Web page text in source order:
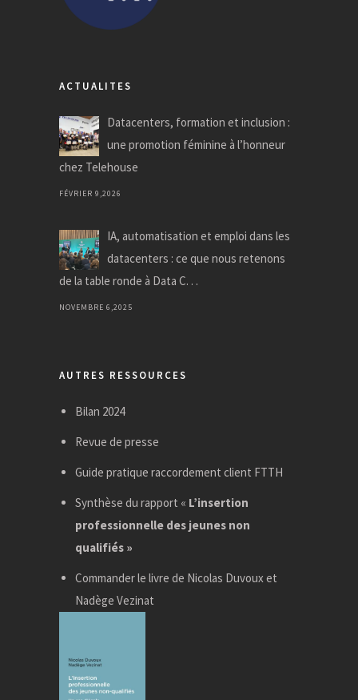
ACTUALITES
Datacenters, formation et inclusion :
une promotion féminine à l’honneur
chez Telehouse
FÉVRIER 9,2026
IA, automatisation et emploi dans les
datacenters : ce que nous retenons
de la table ronde à Data C. . .
NOVEMBRE 6,2025
AUTRES RESSOURCES
Bilan 2024
Revue de presse
Guide pratique raccordement client FTTH
Synthèse du rapport « L’insertion
professionnelle des jeunes non
qualifiés »
Commander le livre de Nicolas Duvoux et
Nadège Vezinat